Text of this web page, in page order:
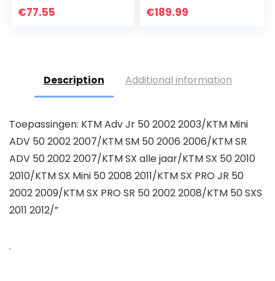
compatibel met
€77.55
wa-sa-ki ZRX
€189.99
Description Additional information
Toepassingen: KTM Adv Jr 50 2002 2003/KTM Mini
ADV 50 2002 2007/KTM SM 50 2006 2006/KTM SR
ADV 50 2002 2007/KTM SX alle jaar/KTM SX 50 2010
2010/KTM SX Mini 50 2008 2011/KTM SX PRO JR 50
2002 2009/KTM SX PRO SR 50 2002 2008/KTM 50 SXS
2011 2012/”
.